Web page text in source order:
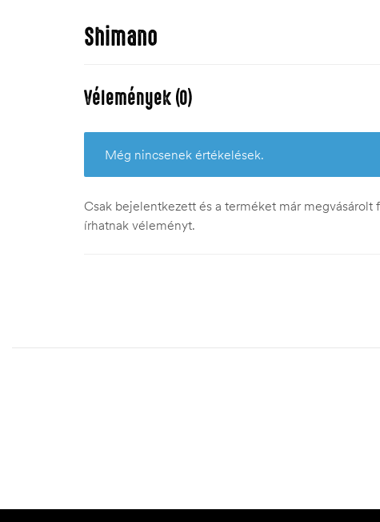
Shimano
Vélemények (0)
Még nincsenek értékelések.
Csak bejelentkezett és a terméket már megvásárolt
írhatnak véleményt.